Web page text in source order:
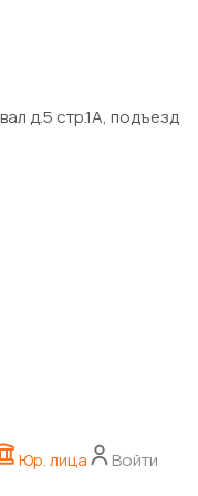
д.5 стр.1А, подъезд
Юр. лица
Войти